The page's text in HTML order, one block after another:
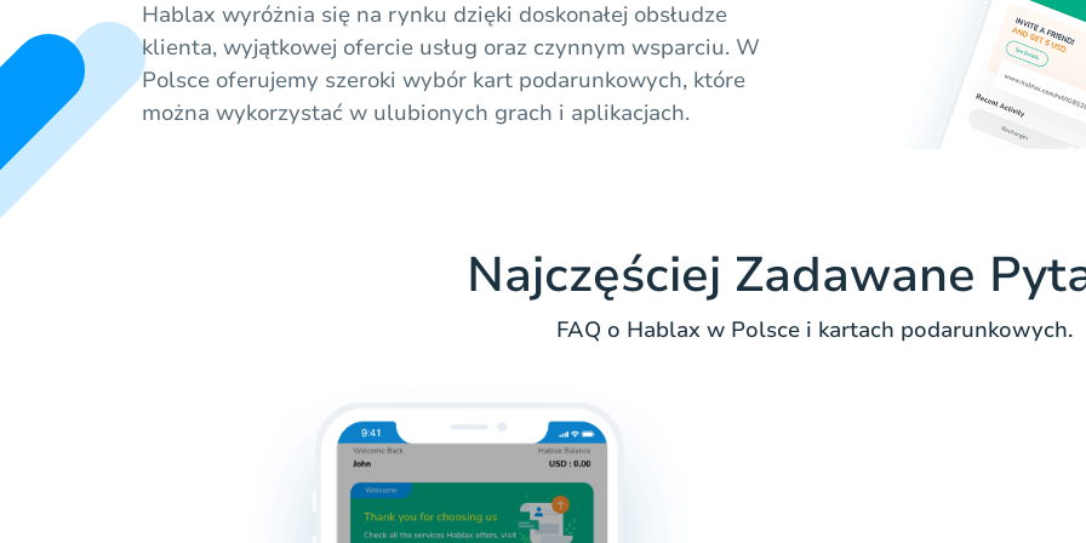
Hablax wyróżnia się na rynku dzięki doskonałej obsłudze
klienta, wyjątkowej ofercie usług oraz czynnym wsparciu. W
Polsce oferujemy szeroki wybór kart podarunkowych, które
można wykorzystać w ulubionych grach i aplikacjach.
Najczęściej Zadawane
FAQ o Hablax w Polsce i kartach podarunkowych.